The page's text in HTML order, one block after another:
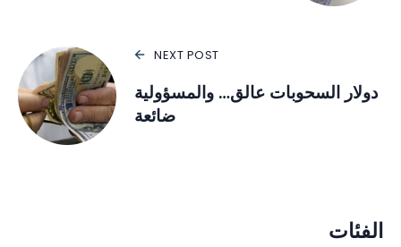
NEXT POST
دولار السحوبات عالق… والمسؤولية
ضائعة
الفئات